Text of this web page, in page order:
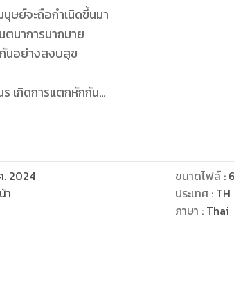
ษย์จะถือกำเนิดขึ้นมา
นาการมากมาย
นอย่างสงบสุข
เกิดการแตกหักกัน
ามที่นองเลือด
ตัวอักษร
รรณกรรมต่างๆ
ษาที่มีชีวิตอยู่เพื่อจัดการพวกวานรโลภมาก
กิจอันใหญ่หลวงที่จะช่วยทวงคืนความยุติธรรม
. 2024
า
ขนาดไฟล์:
ประเทศ : TH
ภาษา : Thai